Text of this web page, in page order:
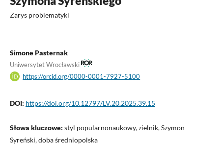
Zarys problematyki
Simone Pasternak
Uniwersytet Wrocławski
https://orcid.org/0000-0001-7927-5100
DOI: https://doi.org/10.12797/LV.20.2025.39.15
Słowa kluczowe: styl popularnonaukowy, zielnik, Szymon
Syreński, doba średniopolska